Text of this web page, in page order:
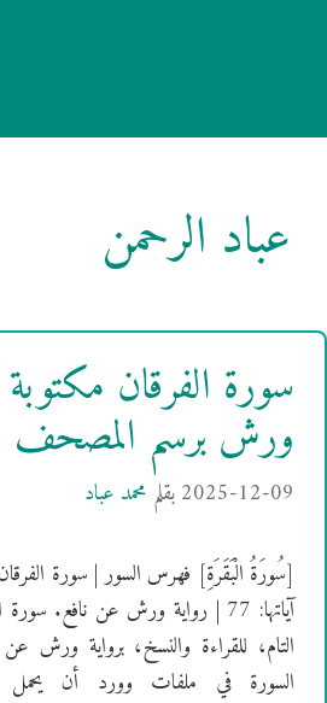
عباد الرحمن
سورة الفرقان مكتوبة
ورش برسم المصحف
2025-12-09بقلم محمد عباد
آياتها: 77 | رواية ورش عن نافع.
التام، للقراءة والنسخ، برواية ورش
السورة في ملفات وورد أن يحمل